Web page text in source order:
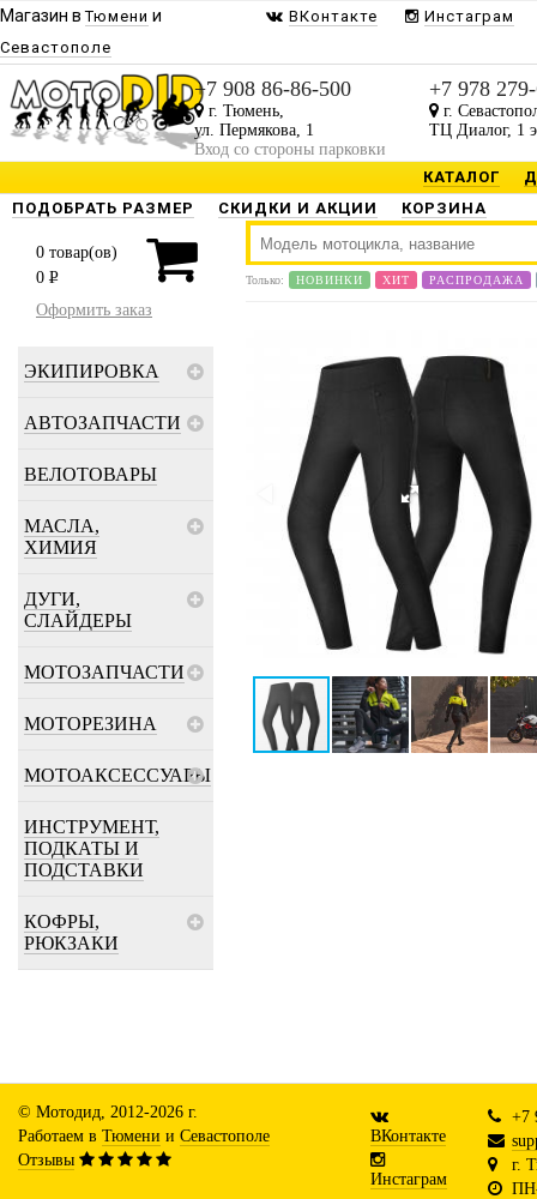
Магазин вТюмени и
Севастополе
ВКонтакте Инстаграм
+7 908 86-86-500
г. Тюмень,
ул. Пермякова, 1
Вход со стороны парковки
+7 978
г.
ТЦ Диалог, 1
КАТАЛОГ
ПОДОБРАТЬ РАЗМЕР
СКИДКИ И АКЦИИ КОРЗИНА
0 товар(ов)
0 P
Оформить заказ
ЭКИПИРОВКА
АВТОЗАПЧАСТИ
ВЕЛОТОВАРЫ
МАСЛА,
ХИМИЯ
ДУГИ,
СЛАЙДЕРЫ
МОТОЗАПЧАСТИ
МОТОРЕЗИНА
МОТОАКСЕССУАРЫ
ИНСТРУМЕНТ,
ПОДКАТЫ И
ПОДСТАВКИ
КОФРЫ,
РЮКЗАКИ
Только: НОВИНКИ ХИТ РАСПРОДАЖА
© Мотодид, 2012-2026 г.
Работаем в Тюмени и Севастополе
Отзывы
ВКонтакте
Инстаграм
+7
г.